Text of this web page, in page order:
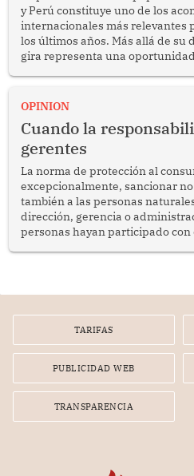
y Perú constituye uno de los
internacionales más relevantes
los últimos años. Más allá de su
gira representa una
enfrenta desafíos en materia de
OPINION
Cuando la
gerentes
La norma de protección al
excepcionalmente, sancionar
también a las personas
dirección, gerencia o
personas hayan participado
por la frustrada realización de
TARIFAS
PUBLICIDAD WEB
TRANSPARENCIA